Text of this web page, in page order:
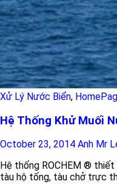
Xử Lý Nước Biển,
Hệ Thống Khử Muối
October 23, 2014 Anh Mr
Hệ thống ROCHEM ®
tàu hộ tống, tàu chở trực